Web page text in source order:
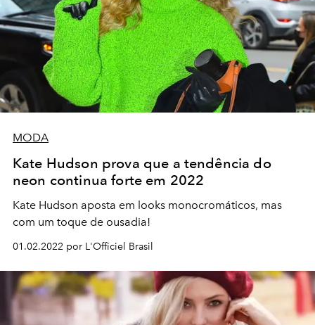
MODA
Kate Hudson prova que a tendência do
neon continua forte em 2022
Kate Hudson aposta em looks monocromáticos, mas
com um toque de ousadia!
01.02.2022 por L'Officiel Brasil